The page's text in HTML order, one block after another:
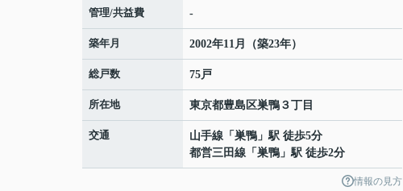
管理/共益費 -
築年月 2002年11月（築23年）
総戸数 75戸
所在地 東京都豊島区巣鴨 ３丁目
交通 山手線 「 巣鴨 」駅 徒歩5分
都営三田線 「 巣鴨 」駅 徒歩2分
情報の見方